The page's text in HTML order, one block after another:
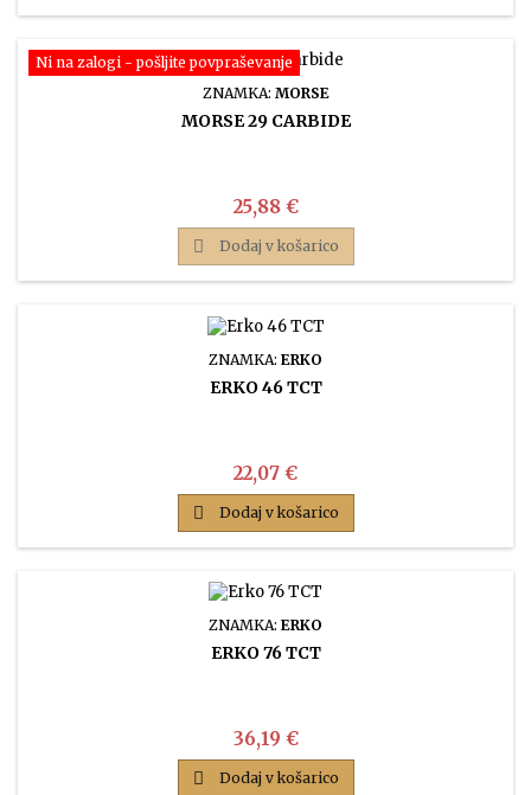
Ni na zalogi - pošljite povpraševanje
ZNAMKA: MORSE
MORSE 29 CARBIDE
Cena
25,88 €
 Dodaj v košarico
ZNAMKA: ERKO
ERKO 46 TCT
Cena
22,07 €
 Dodaj v košarico
ZNAMKA: ERKO
ERKO 76 TCT
Cena
36,19 €
 Dodaj v košarico